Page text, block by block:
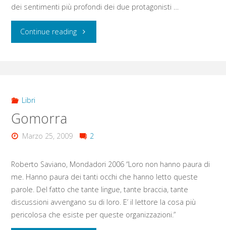
dei sentimenti più profondi dei due protagonisti …
Continue reading"La
Libri
Gomorra
Marzo 25, 2009 2
Roberto Saviano, Mondadori 2006 “Loro non hanno paura di
me. Hanno paura dei tanti occhi che hanno letto queste
parole. Del fatto che tante lingue, tante braccia, tante
discussioni avvengano su di loro. E’ il lettore la cosa più
pericolosa che esiste per queste organizzazioni.”